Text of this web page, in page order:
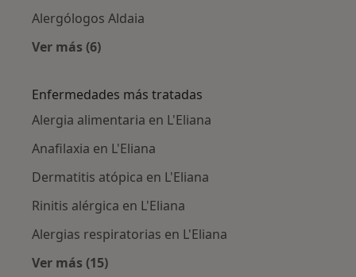
Alergólogos Aldaia
Ver más (6)
Enfermedades más tratadas
Alergia alimentaria en L'Eliana
Anafilaxia en L'Eliana
Dermatitis atópica en L'Eliana
Rinitis alérgica en L'Eliana
Alergias respiratorias en L'Eliana
Ver más (15)